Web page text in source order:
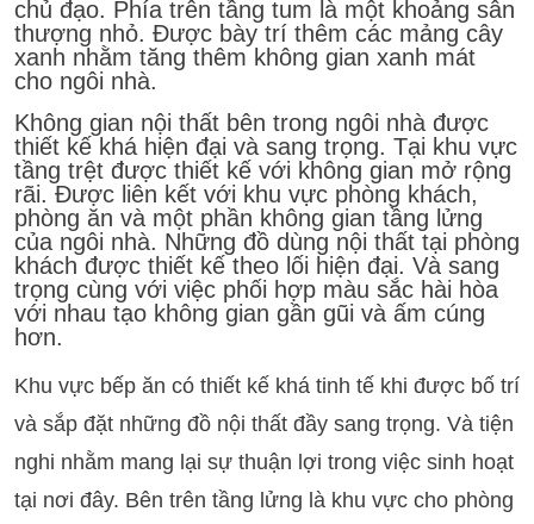
chủ đạo. Phía trên tầng tum là một khoảng sân
thượng nhỏ. Được bày trí thêm các mảng cây
xanh nhằm tăng thêm không gian xanh mát
cho ngôi nhà.
Không gian nội thất bên trong ngôi nhà được
thiết kế khá hiện đại và sang trọng. Tại khu vực
tầng trệt được thiết kế với không gian mở rộng
rãi. Được liên kết với khu vực phòng khách,
phòng ăn và một phần không gian tầng lửng
của ngôi nhà. Những đồ dùng nội thất tại phòng
khách được thiết kế theo lối hiện đại. Và sang
trọng cùng với việc phối hợp màu sắc hài hòa
với nhau tạo không gian gần gũi và ấm cúng
hơn.
Khu vực bếp ăn có thiết kế khá tinh tế khi được bố trí
và sắp đặt những đồ nội thất đầy sang trọng. Và tiện
nghi nhằm mang lại sự thuận lợi trong việc sinh hoạt
tại nơi đây. Bên trên tầng lửng là khu vực cho phòng